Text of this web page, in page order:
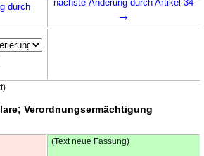
durch
nächste Änderung durch Artikel 34
→
Verordnungsermächtigung
(Text neue Fassung)